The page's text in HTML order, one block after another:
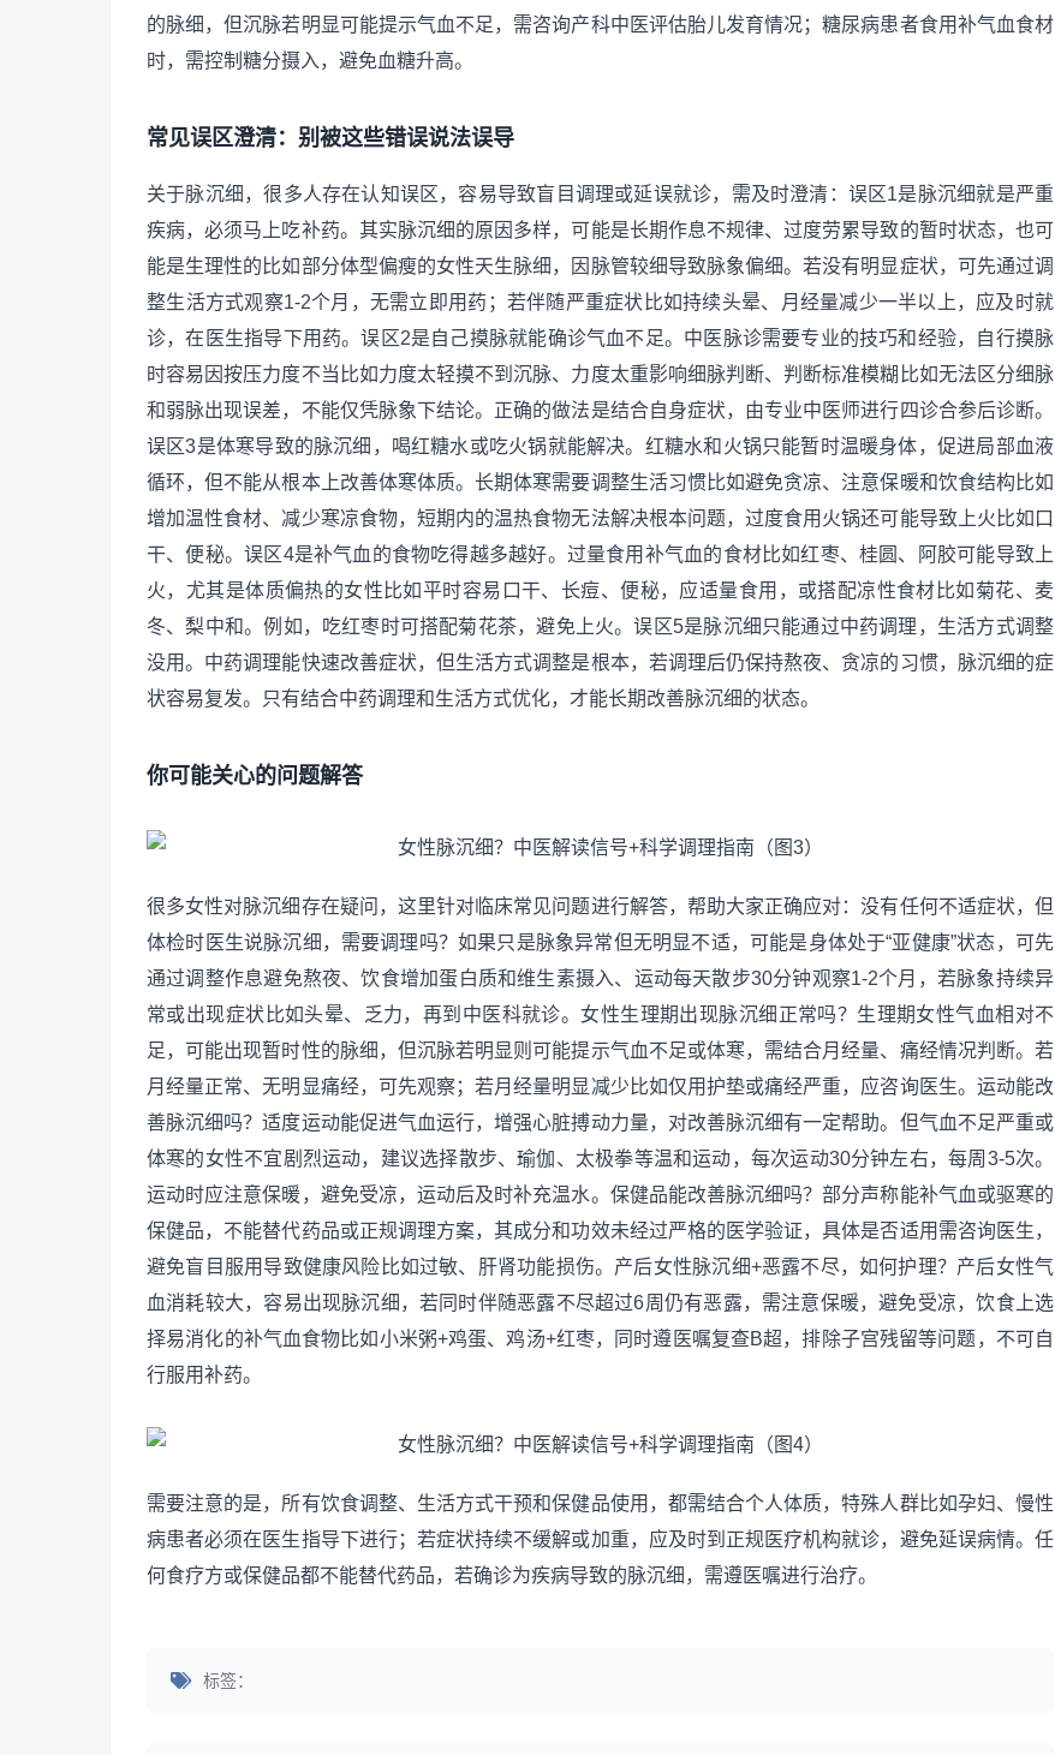
的脉细，但沉脉若明显可能提示气血不足，需咨询产科中医评估胎儿发育情况；糖尿病患者食用补气血食材
时，需控制糖分摄入，避免血糖升高。
常见误区澄清：别被这些错误说法误导
关于脉沉细，很多人存在认知误区，容易导致盲目调理或延误就诊，需及时澄清：误区1是脉沉细就是严重
疾病，必须马上吃补药。其实脉沉细的原因多样，可能是长期作息不规律、过度劳累导致的暂时状态，也可
能是生理性的比如部分体型偏瘦的女性天生脉细，因脉管较细导致脉象偏细。若没有明显症状，可先通过调
整生活方式观察1-2个月，无需立即用药；若伴随严重症状比如持续头晕、月经量减少一半以上，应及时就
诊，在医生指导下用药。误区2是自己摸脉就能确诊气血不足。中医脉诊需要专业的技巧和经验，自行摸脉
时容易因按压力度不当比如力度太轻摸不到沉脉、力度太重影响细脉判断、判断标准模糊比如无法区分细脉
和弱脉出现误差，不能仅凭脉象下结论。正确的做法是结合自身症状，由专业中医师进行四诊合参后诊断。
误区3是体寒导致的脉沉细，喝红糖水或吃火锅就能解决。红糖水和火锅只能暂时温暖身体，促进局部血液
循环，但不能从根本上改善体寒体质。长期体寒需要调整生活习惯比如避免贪凉、注意保暖和饮食结构比如
增加温性食材、减少寒凉食物，短期内的温热食物无法解决根本问题，过度食用火锅还可能导致上火比如口
干、便秘。误区4是补气血的食物吃得越多越好。过量食用补气血的食材比如红枣、桂圆、阿胶可能导致上
火，尤其是体质偏热的女性比如平时容易口干、长痘、便秘，应适量食用，或搭配凉性食材比如菊花、麦
冬、梨中和。例如，吃红枣时可搭配菊花茶，避免上火。误区5是脉沉细只能通过中药调理，生活方式调整
没用。中药调理能快速改善症状，但生活方式调整是根本，若调理后仍保持熬夜、贪凉的习惯，脉沉细的症
状容易复发。只有结合中药调理和生活方式优化，才能长期改善脉沉细的状态。
你可能关心的问题解答
很多女性对脉沉细存在疑问，这里针对临床常见问题进行解答，帮助大家正确应对：没有任何不适症状，但
体检时医生说脉沉细，需要调理吗？如果只是脉象异常但无明显不适，可能是身体处于“亚健康”状态，可先
通过调整作息避免熬夜、饮食增加蛋白质和维生素摄入、运动每天散步30分钟观察1-2个月，若脉象持续异
常或出现症状比如头晕、乏力，再到中医科就诊。女性生理期出现脉沉细正常吗？生理期女性气血相对不
足，可能出现暂时性的脉细，但沉脉若明显则可能提示气血不足或体寒，需结合月经量、痛经情况判断。若
月经量正常、无明显痛经，可先观察；若月经量明显减少比如仅用护垫或痛经严重，应咨询医生。运动能改
善脉沉细吗？适度运动能促进气血运行，增强心脏搏动力量，对改善脉沉细有一定帮助。但气血不足严重或
体寒的女性不宜剧烈运动，建议选择散步、瑜伽、太极拳等温和运动，每次运动30分钟左右，每周3-5次。
运动时应注意保暖，避免受凉，运动后及时补充温水。保健品能改善脉沉细吗？部分声称能补气血或驱寒的
保健品，不能替代药品或正规调理方案，其成分和功效未经过严格的医学验证，具体是否适用需咨询医生，
避免盲目服用导致健康风险比如过敏、肝肾功能损伤。产后女性脉沉细+恶露不尽，如何护理？产后女性气
血消耗较大，容易出现脉沉细，若同时伴随恶露不尽超过6周仍有恶露，需注意保暖，避免受凉，饮食上选
择易消化的补气血食物比如小米粥+鸡蛋、鸡汤+红枣，同时遵医嘱复查B超，排除子宫残留等问题，不可自
行服用补药。
需要注意的是，所有饮食调整、生活方式干预和保健品使用，都需结合个人体质，特殊人群比如孕妇、慢性
病患者必须在医生指导下进行；若症状持续不缓解或加重，应及时到正规医疗机构就诊，避免延误病情。任
何食疗方或保健品都不能替代药品，若确诊为疾病导致的脉沉细，需遵医嘱进行治疗。
标签：